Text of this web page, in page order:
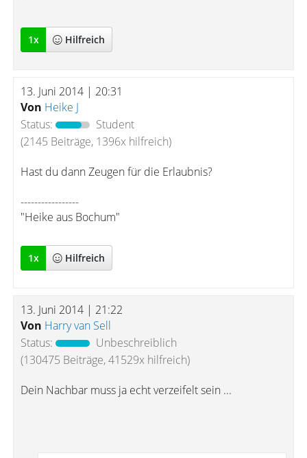
1x Hilfreich
13. Juni 2014 | 20:31
Von Heike J
Status:
Student
(2145 Beiträge, 1396x hilfreich)
Hast du dann Zeugen für die Erlaubnis?
-----------------
"Heike aus Bochum"
1x Hilfreich
13. Juni 2014 | 21:22
Von Harry van Sell
Status:
Unbeschreiblich
(130475 Beiträge, 41529x hilfreich)
Dein Nachbar muss ja echt verzeifelt sein ...